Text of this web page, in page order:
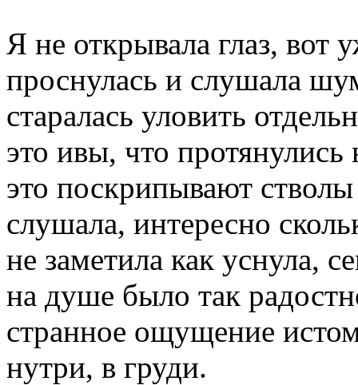
Я не открывала глаз, вот
проснулась и слушала
старалась уловить
это ивы, что
это поскрипывают
слушала, интересно
не заметила как уснула,
на душе было так
странное ощущение
нутри, в груди.